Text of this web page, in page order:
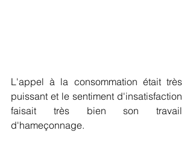
L'appel à la consommation était très
puissant et le sentiment d'insatisfaction
faisait très bien son travail
d'hameçonnage.